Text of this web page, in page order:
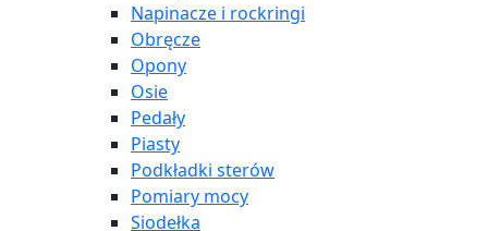
Napinacze i rockringi
Obręcze
Opony
Osie
Pedały
Piasty
Podkładki sterów
Pomiary mocy
Siodełka